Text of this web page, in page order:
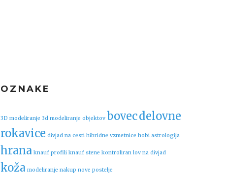
OZNAKE
3D modeliranje 3d modeliranje objektov bovecdelovne
rokavice divjad na cesti hibridne vzmetnice hobi astrologija
hrana knauf profili knauf stene kontroliran lov na divjad
koža modeliranje nakup nove postelje